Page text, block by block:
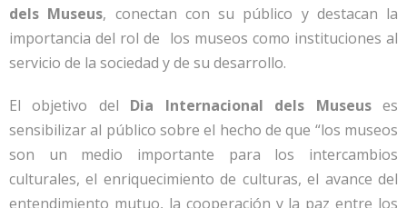
dels Museus, conectan con su público y destacan la
importancia del rol de los museos como instituciones al
servicio de la sociedad y de su desarrollo.
El objetivo del Dia Internacional dels Museuses
sensibilizar al público sobre el hecho de que “los museos
son un medio importante para los intercambios
culturales, el enriquecimiento de culturas, el avance del
entendimiento mutuo, la cooperación y la paz entre los